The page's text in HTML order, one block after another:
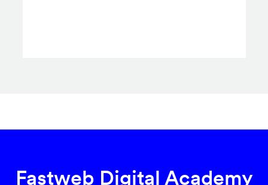
Fastweb Digital Academy